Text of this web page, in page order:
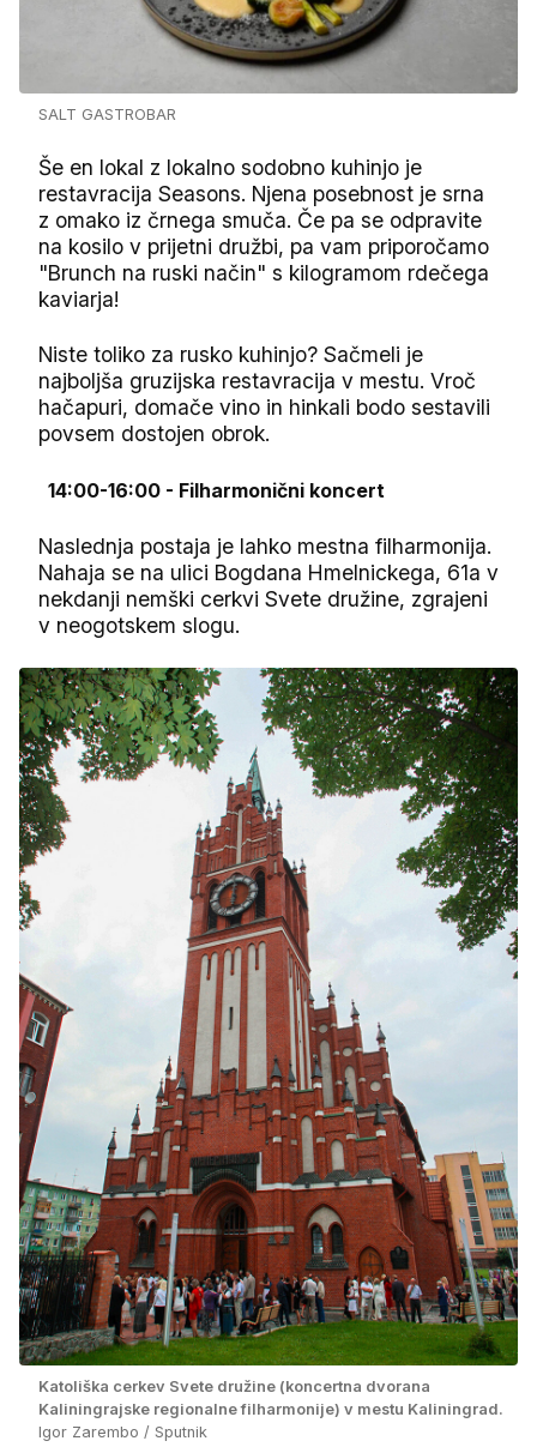
SALT GASTROBAR
Še en lokal z lokalno sodobno kuhinjo je
restavracija Seasons. Njena posebnost je srna
z omako iz črnega smuča. Če pa se odpravite
na kosilo v prijetni družbi, pa vam priporočamo
"Brunch na ruski način" s kilogramom rdečega
kaviarja!
Niste toliko za rusko kuhinjo? Sačmeli je
najboljša gruzijska restavracija v mestu. Vroč
hačapuri, domače vino in hinkali bodo sestavili
povsem dostojen obrok.
14:00-16:00 - Filharmonični koncert
Naslednja postaja je lahko mestna filharmonija.
Nahaja se na ulici Bogdana Hmelnickega, 61a v
nekdanji nemški cerkvi Svete družine, zgrajeni
v neogotskem slogu.
Katoliška cerkev Svete družine (koncertna dvorana
Kaliningrajske regionalne filharmonije) v mestu Kaliningrad.
Igor Zarembo / Sputnik